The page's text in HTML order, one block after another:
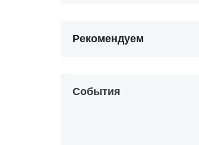
Рекомендуем
События